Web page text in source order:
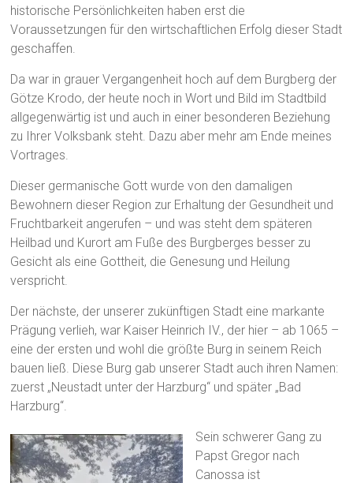
historische Persönlichkeiten haben erst die
Voraussetzungen für den wirtschaftlichen Erfolg dieser Stadt
geschaffen.
Da war in grauer Vergangenheit hoch auf dem Burgberg der
Götze Krodo, der heute noch in Wort und Bild im Stadtbild
allgegenwärtig ist und auch in einer besonderen Beziehung
zu Ihrer Volksbank steht. Dazu aber mehr am Ende meines
Vortrages.
Dieser germanische Gott wurde von den damaligen
Bewohnern dieser Region zur Erhaltung der Gesundheit und
Fruchtbarkeit angerufen – und was steht dem späteren
Heilbad und Kurort am Fuße des Burgberges besser zu
Gesicht als eine Gottheit, die Genesung und Heilung
verspricht.
Der nächste, der unserer zukünftigen Stadt eine markante
Prägung verlieh, war Kaiser Heinrich IV., der hier – ab 1065 –
eine der ersten und wohl die größte Burg in seinem Reich
bauen ließ. Diese Burg gab unserer Stadt auch ihren Namen:
zuerst „Neustadt unter der Harzburg“ und später „Bad
Harzburg“.
Sein schwerer Gang zu
Papst Gregor nach
Canossa ist